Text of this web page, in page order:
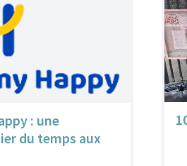
: une
du temps aux